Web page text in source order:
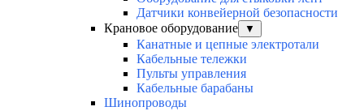
Датчики конвейерной безопасности
Крановое оборудование
▼
Канатные и цепные электротали
Кабельные тележки
Пульты управления
Кабельные барабаны
Шинопроводы